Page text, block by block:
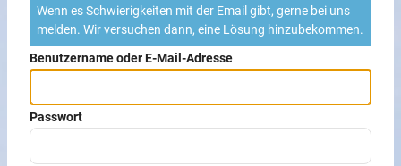
Wenn es Schwierigkeiten mit der Email gibt, gerne bei uns
melden. Wir versuchen dann, eine Lösung hinzubekommen.
Benutzername oder E-Mail-Adresse
Passwort